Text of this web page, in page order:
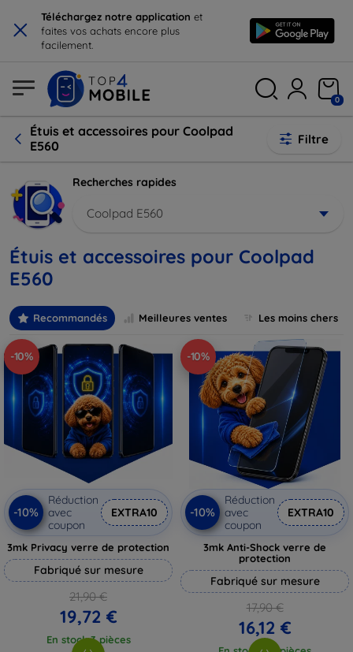
× Téléchargez notre application et
faites vos achats encore plus
facilement.
0
Étuis et accessoires pour Coolpad
E560
Filtre
Recherches rapides
Coolpad E560
Étuis et accessoires pour Coolpad
E560
Recommandés Meilleures ventes Les moins chers
-10%
-10%
Réduction
avec
coupon
EXTRA10
3mk Privacy verre de protection
Fabriqué sur mesure
21,90 €
19,72 €
En stock 3 pièces
-10%
-10%
Réduction
avec
coupon
EXTRA10
3mk Anti-Shock verre de
protection
Fabriqué sur mesure
17,90 €
16,12 €